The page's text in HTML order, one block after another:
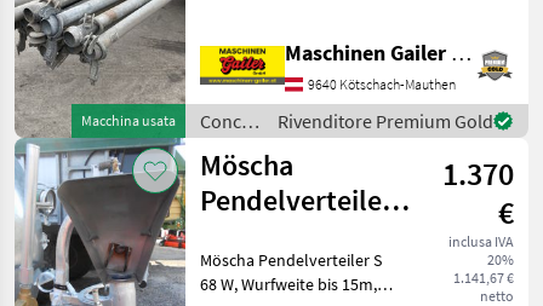
Macchina usata
di questi tubi è di 76 mm.
Venite a trovarci per sco
Maschinen Gailer GmbH
9640 Kötschach-Mauthen
Concimazione
e
irrigazione
/ Bauer
Rivenditore Premium Gold
Möscha
Pendelverteiler
1.370
€
inclusa IVA
20%
1.141,67 €
netto
Möscha Pendelverteiler S
68 W, Wurfweite bis 15m,